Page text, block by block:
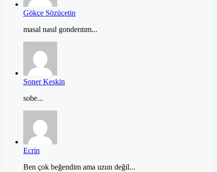
Gökçe Sözüçetin
masal nasıl gonderıtım...
Soner Keskin
sobe...
Ecrin
Ben çok beğendim ama uzun değil...